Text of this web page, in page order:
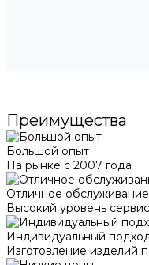
Преимущества
Большой опыт
На рынке с 2007 года
Отличное обслуживание
Высокий уровень
Индивидуальный
Изготовление изделий